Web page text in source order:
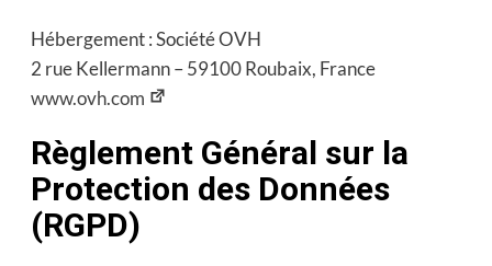
Hébergement : Société OVH
2 rue Kellermann – 59100 Roubaix, France
www.ovh.com
Règlement Général sur la
Protection des Données
(RGPD)